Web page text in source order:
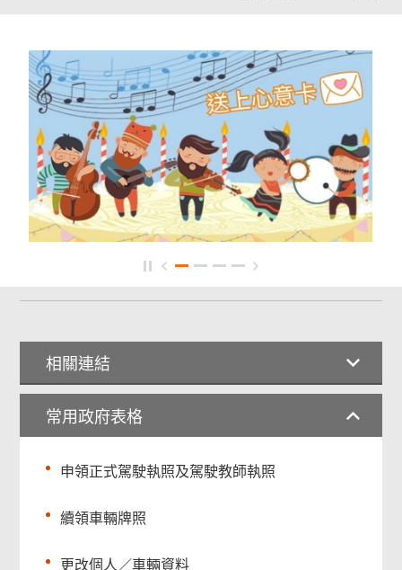
相關連結
常用政府表格
申領正式駕駛執照及駕駛教師執照
續領車輛牌照
更改個人／車輛資料